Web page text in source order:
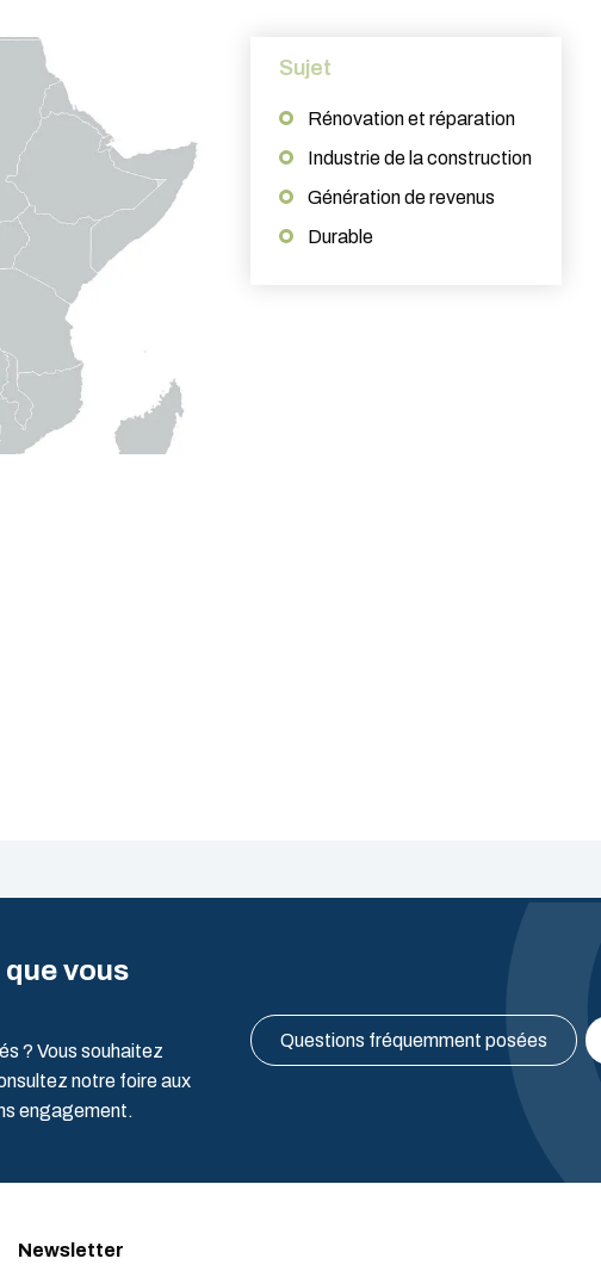
Sujet
Rénovation et réparation
Industrie de la construction
Génération de revenus
Durable
vous
? Vous souhaitez
notre foire aux
engagement.
Questions fréquemment posées
Newsletter